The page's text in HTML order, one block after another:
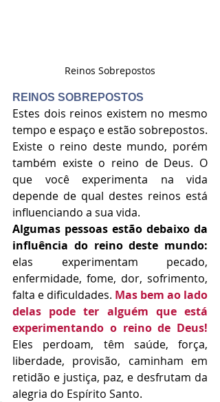
Reinos Sobrepostos
REINOS SOBREPOSTOS
Estes dois reinos existem no mesmo
tempo e espaço e estão sobrepostos.
Existe o reino deste mundo, porém
também existe o reino de Deus. O
que você experimenta na vida
depende de qual destes reinos está
influenciando a sua vida.
Algumas pessoas estão debaixo da
elas experimentam pecado,
enfermidade, fome, dor, sofrimento,
falta e dificuldades. Mas bem ao lado
delas pode ter alguém que está
experimentando o reino de Deus!
Eles perdoam, têm saúde, força,
liberdade, provisão, caminham em
retidão e justiça, paz, e desfrutam da
alegria do Espírito Santo.